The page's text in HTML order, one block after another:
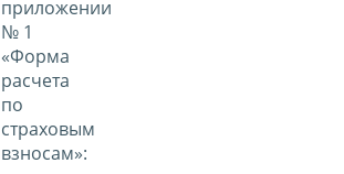
приложении
№ 1
«Форма
расчета
по
страховым
взносам»: